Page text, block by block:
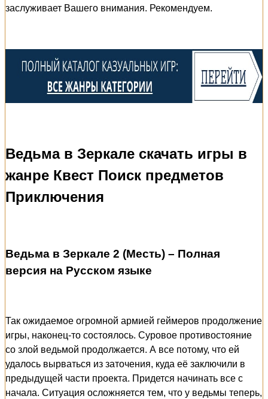
заслуживает Вашего внимания. Рекомендуем.
Ведьма в Зеркале скачать игры в
жанре Квест Поиск предметов
Приключения
Ведьма в Зеркале 2 (Месть) – Полная
версия на Русском языке
Так ожидаемое огромной армией геймеров продолжение
игры, наконец-то состоялось. Суровое противостояние
со злой ведьмой продолжается. А все потому, что ей
удалось вырваться из заточения, куда её заключили в
предыдущей части проекта. Придется начинать все с
начала. Ситуация осложняется тем, что у ведьмы теперь,